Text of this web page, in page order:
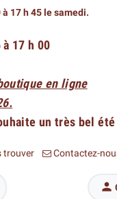
à 17 h 45 le samedi.
17 h 00
en ligne
un très bel été
trouver Contactez-
